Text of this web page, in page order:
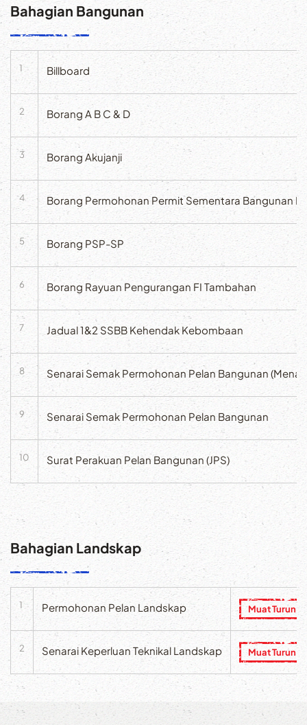
Bahagian Bangunan
1 Billboard
2 Borang A B C & D
3 Borang Akujanji
4 Borang Permohonan Permit Sementara Bangunan
5 Borang PSP-SP
6 Borang Rayuan Pengurangan FI Tambahan
7 Jadual 1&2 SSBB Kehendak Kebombaan
8 Senarai Semak Permohonan Pelan Bangunan
9 Senarai Semak Permohonan Pelan Bangunan
10 Surat Perakuan Pelan Bangunan (JPS)
Bahagian Landskap
1 Permohonan Pelan Landskap Muat Turun
2 Senarai Keperluan Teknikal Landskap Muat Turun